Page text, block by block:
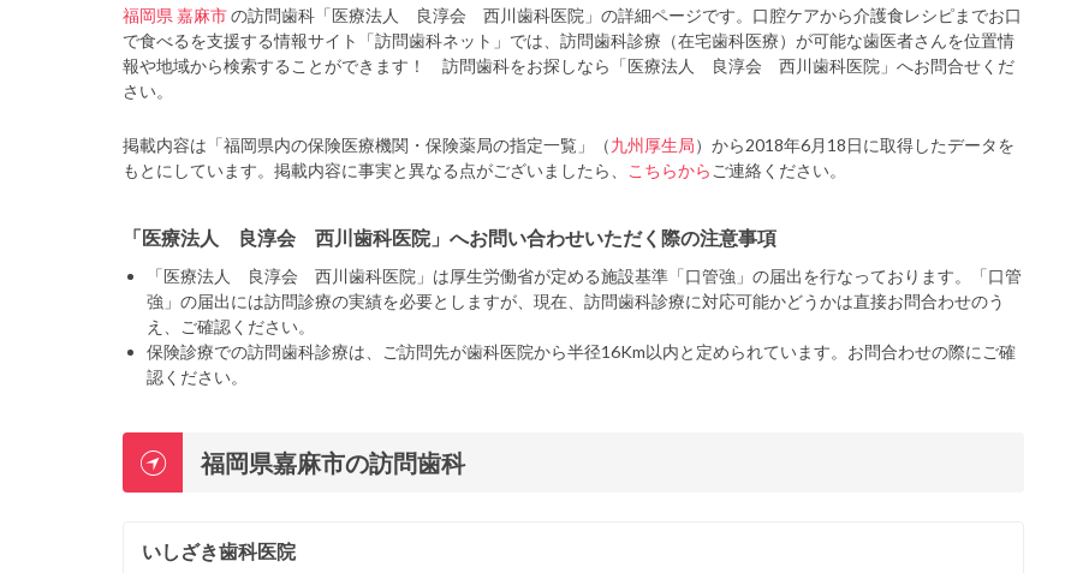
福岡県 嘉麻市の訪問歯科「医療法人 良淳会 西川歯科医院」の詳細ページです。口腔ケアから介護食レシピまでお口
で食べるを支援する情報サイト「訪問歯科ネット」では、訪問歯科診療（在宅歯科医療）が可能な歯医者さんを位置情
報や地域から検索することができます！ 訪問歯科をお探しなら「医療法人 良淳会 西川歯科医院」へお問合せくだ
さい。
掲載内容は「福岡県内の保険医療機関・保険薬局の指定一覧」（九州厚生局）から2018年6月18日に取得したデータを
もとにしています。掲載内容に事実と異なる点がございましたら、
こちらから ご連絡ください。
「医療法人 良淳会 西川歯科医院」へお問い合わせいただく際の注意事項
「医療法人 良淳会 西川歯科医院」は厚生労働省が定める施設基準「口管強」の届出を行なっております。「口管
強」の届出には訪問診療の実績を必要としますが、現在、訪問歯科診療に対応可能かどうかは直接お問合わせのう
え、ご確認ください。
保険診療での訪問歯科診療は、ご訪問先が歯科医院から半径16Km以内と定められています。お問合わせの際にご確
認ください。
福岡県嘉麻市の訪問歯科
いしざき歯科医院